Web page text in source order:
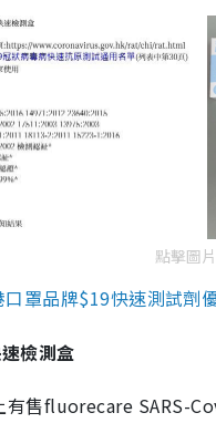
點擊圖
罩品牌$19快速測試
檢測盒
售fluorecare SARS-